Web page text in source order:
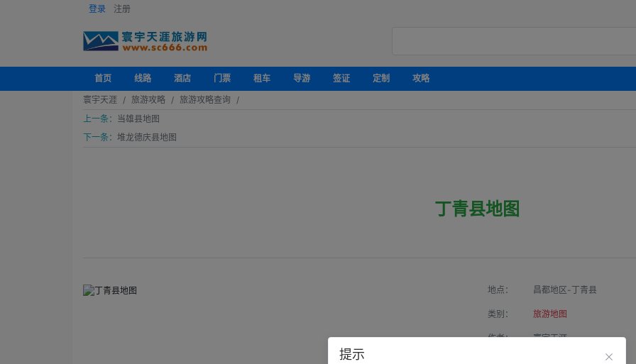
登录 注册
首页 线路 酒店 门票 租车 导游 签证 定制
攻略
寰宇天涯
旅游攻略
旅游攻略查询
上一条： 当雄县地图
下一条： 堆龙德庆县地图
丁青县地图
地点： 昌都地区-丁青县
类别： 旅游地图
作者： 寰宇天涯
提示